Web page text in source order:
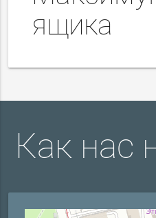
ящика
Как нас